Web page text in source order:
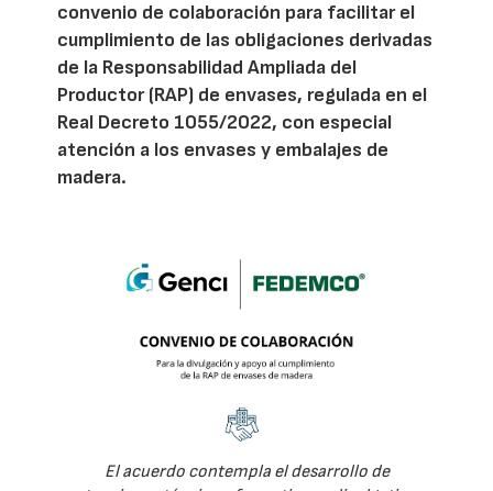
convenio de colaboración para facilitar el
cumplimiento de las obligaciones derivadas
de la Responsabilidad Ampliada del
Productor (RAP) de envases, regulada en el
Real Decreto 1055/2022, con especial
atención a los envases y embalajes de
madera.
El acuerdo contempla el desarrollo de